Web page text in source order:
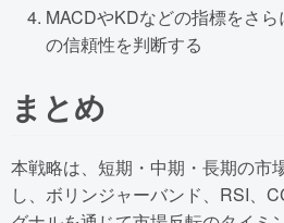
MACDやKDなどの指標をさ
の信頼性を判断する
まとめ
本戦略は、短期・中期・長期の市
し、ボリンジャーバンド、RSI、